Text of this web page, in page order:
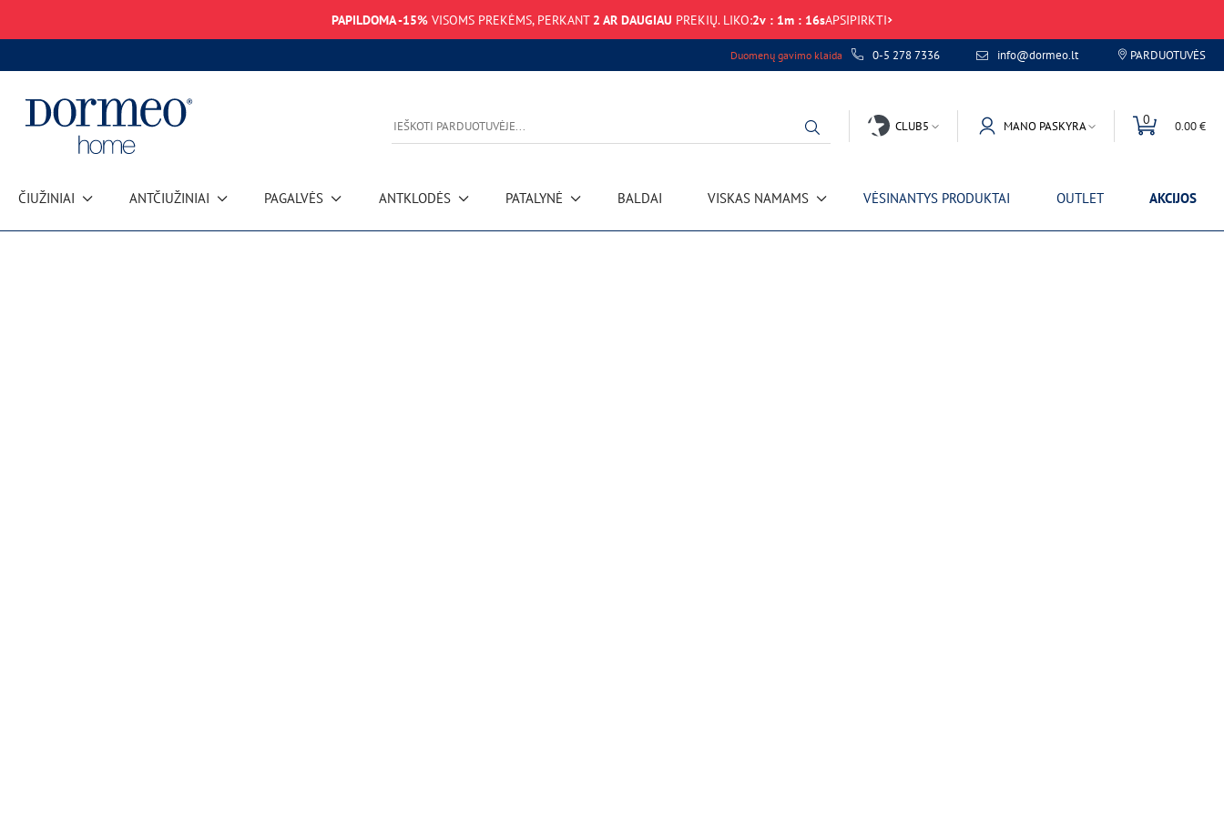
PAPILDOMA -15% VISOMS PREKĖMS, PERKANT 2 AR DAUGIAU PREKIŲ. LIKO:2v : 1m : 16sAPSIPIRKTI
Duomenų gavimo klaida 0-5 278 7336 info@dormeo.lt PARDUOTUVĖS
CLUB5 MANO PASKYRA 0 0.00 €
ČIUŽINIAI ANTČIUŽINIAI PAGALVĖS ANTKLODĖS PATALYNĖ BALDAI VISKAS NAMAMS VĖSINANTYS PRODUKTAI OUTLET AKCIJOS